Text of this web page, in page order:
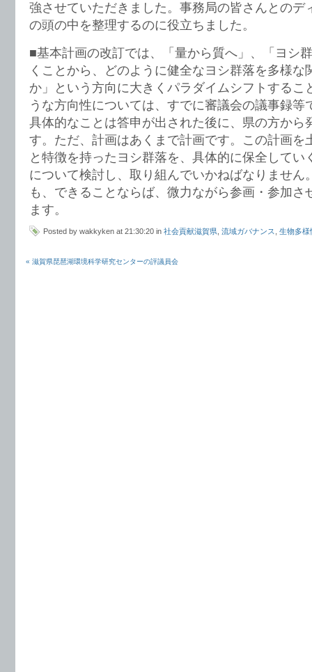
強させていただきました。事務局の皆さんとのデ
の頭の中を整理するのに役立ちました。
■基本計画の改訂では、「量から質へ」、「ヨシ
くことから、どのように健全なヨシ群落を多様な
か」という方向に大きくパラダイムシフトするこ
うな方向性については、すでに審議会の議事録等
具体的なことは答申が出された後に、県の方から
す。ただ、計画はあくまで計画です。この計画を
と特徴を持ったヨシ群落を、具体的に保全してい
について検討し、取り組んでいかねばなりません
も、できることならば、微力ながら参画・参加さ
ます。
Posted by wakkyken at 21:30:20 in 社会貢献滋賀県 流域ガバナンス 生物多様
« 滋賀県琵琶湖環境科学研究センターの評議員会